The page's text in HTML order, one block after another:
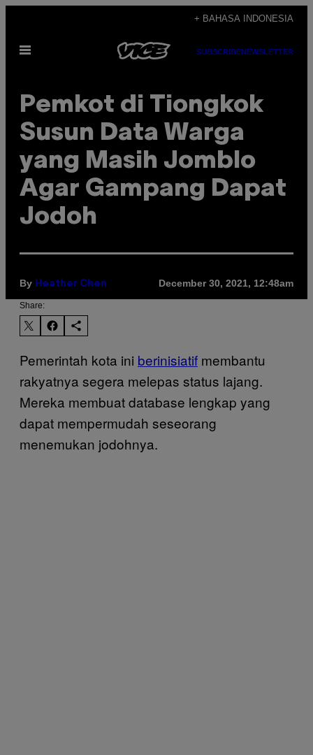
content
+ BAHASA INDONESIA
Open
SUBSCRIBENEWSLETTER
Pemkot di Tiongkok
Susun Data Warga
yang Masih Jomblo
Agar Gampang Dapat
Jodoh
By Heather Chen December 30, 2021, 12:48am
Share:
Pemerintah kota ini berinisiatif membantu
rakyatnya segera melepas status lajang.
Mereka membuat database lengkap yang
dapat mempermudah seseorang
menemukan jodohnya.